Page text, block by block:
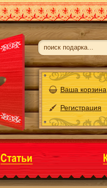
Ваша корзина
Регистрация